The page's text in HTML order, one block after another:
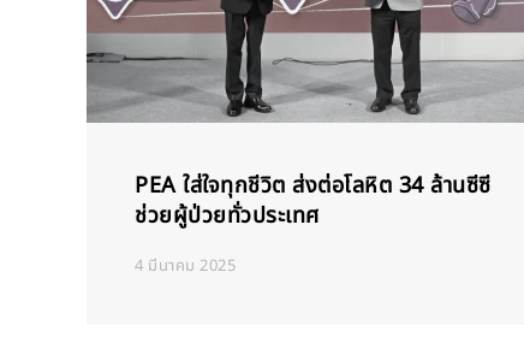
PEA ใส่ใจทุกชีวิต ส่งต่อโลหิต 34 ล้านซีซี
ช่วยผู้ป่วยทั่วประเทศ
4 มีนาคม 2025